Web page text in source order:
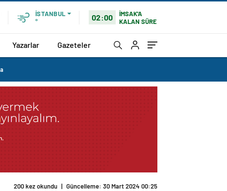
İSTANBUL
°
02:00
İMSAK'A
KALAN SÜRE
Yazarlar Gazeteler
200 kez okundu | Güncelleme: 30 Mart 2024 00:25